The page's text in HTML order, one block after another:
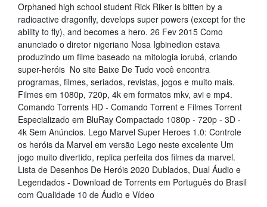
Orphaned high school student Rick Riker is bitten by a
radioactive dragonfly, develops super powers (except for the
ability to fly), and becomes a hero. 26 Fev 2015 Como
anunciado o diretor nigeriano Nosa Igbinedion estava
produzindo um filme baseado na mitologia iorubá, criando
super-heróis No site Baixe De Tudo você encontra
programas, filmes, seriados, revistas, jogos e muito mais.
Filmes em 1080p, 720p, 4k em formatos mkv, avi e mp4.
Comando Torrents HD - Comando Torrent e Filmes Torrent
Especializado em BluRay Compactado 1080p - 720p - 3D -
4k Sem Anúncios. Lego Marvel Super Heroes 1.0: Controle
os heróis da Marvel em versão Lego neste excelente Um
jogo muito divertido, replica perfeita dos filmes da marvel.
Lista de Desenhos De Heróis 2020 Dublados, Dual Áudio e
Legendados - Download de Torrents em Português do Brasil
com Qualidade 10 de Áudio e Vídeo